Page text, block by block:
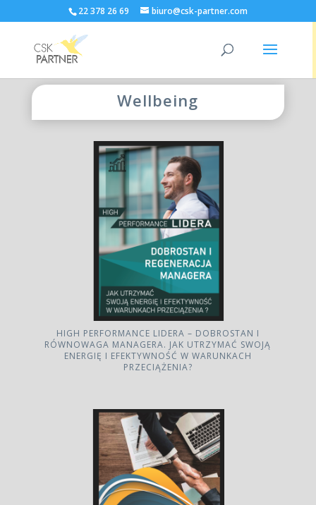
22 378 26 69 biuro@csk-partner.com
Wellbeing
HIGH PERFORMANCE LIDERA – DOBROSTAN I
RÓWNOWAGA MANAGERA. JAK UTRZYMAĆ SWOJĄ
ENERGIĘ I EFEKTYWNOŚĆ W WARUNKACH
PRZECIĄŻENIA?